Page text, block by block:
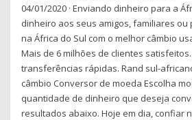
04/01/2020 · Enviando dinheiro para a
dinheiro aos seus amigos, familiares ou
na África do Sul com o melhor câmbio
Mais de 6 milhões de clientes
transferências rápidas. Rand sul-
câmbio Conversor de moeda Escolha
quantidade de dinheiro que deseja
resultados abaixo. Hoje em dia, confiar